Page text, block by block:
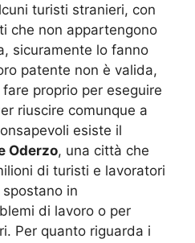
turisti stranieri, con
che non appartengono
sicuramente lo fanno
patente non è valida,
proprio per eseguire
riuscire comunque a
esiste il
Oderzo, una città che
di turisti e lavoratori
spostano in
di lavoro o per
Per quanto riguarda i